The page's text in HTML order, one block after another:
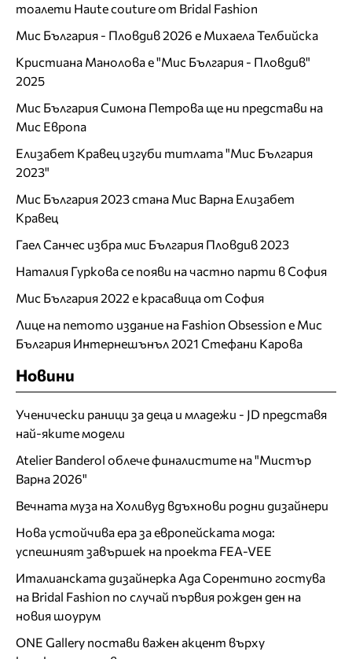
тоалети Haute couture от Bridal Fashion
Мис България - Пловдив 2026 е Михаела Телбийска
Кристиана Манолова е "Мис България - Пловдив"
2025
Мис България Симона Петрова ще ни представи на
Мис Европа
Елизабет Кравец изгуби титлата "Мис България
2023"
Мис България 2023 стана Мис Варна Елизабет
Кравец
Гаел Санчес избра мис България Пловдив 2023
Наталия Гуркова се появи на частно парти в София
Мис България 2022 е красавица от София
Лице на петото издание на Fashion Obsession е Мис
България Интернешънъл 2021 Стефани Карова
Новини
Ученически раници за деца и младежи - JD представя
най-яките модели
Atelier Banderol облече финалистите на "Мистър
Варна 2026"
Вечната муза на Холивуд вдъхнови родни дизайнери
Нова устойчива ера за европейската мода:
успешният завършек на проекта FEA-VEE
Италианската дизайнерка Ада Сорентино гостува
на Bridal Fashion по случай първия рожден ден на
новия шоурум
ONE Gallery постави важен акцент върху